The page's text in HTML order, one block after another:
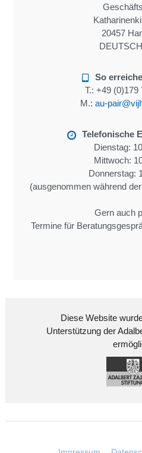
20457
So
T.: +49 (0)179
M.:au-
Telefonische
Dienstag:
Mittwoch:
Donnerstag:
(ausgenommen während
Gern auch
Termine für
Diese Website
Unterstützung der